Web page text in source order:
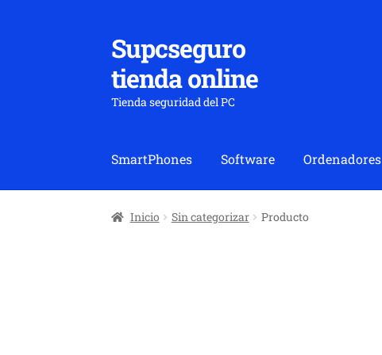
Ir
a
la
navegación
Ir
al
contenido
Supcseguro
tienda online
Tienda seguridad del PC
SmartPhones Software Ordenadores
Inicio Sin categorizar Producto